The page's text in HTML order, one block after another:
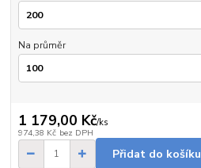
Na průměr
1 179,00 Kč/ks
974,38 Kč bez DPH
Přidat do košíku